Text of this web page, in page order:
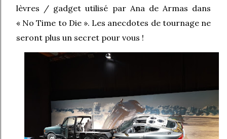
lèvres / gadget utilisé par Ana de Armas dans
« No Time to Die ». Les anecdotes de tournage ne
seront plus un secret pour vous !